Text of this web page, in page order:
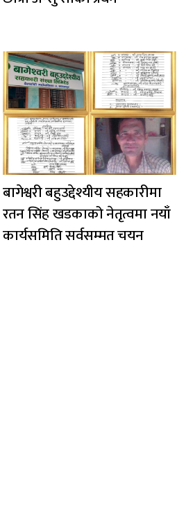
बागेश्वरी बहुउद्देश्यीय सहकारीमा
रतन सिंह खडकाको नेतृत्वमा नयाँ
कार्यसमिति सर्वसम्मत चयन